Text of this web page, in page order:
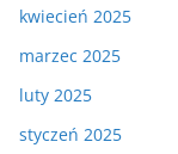
kwiecień 2025
marzec 2025
luty 2025
styczeń 2025